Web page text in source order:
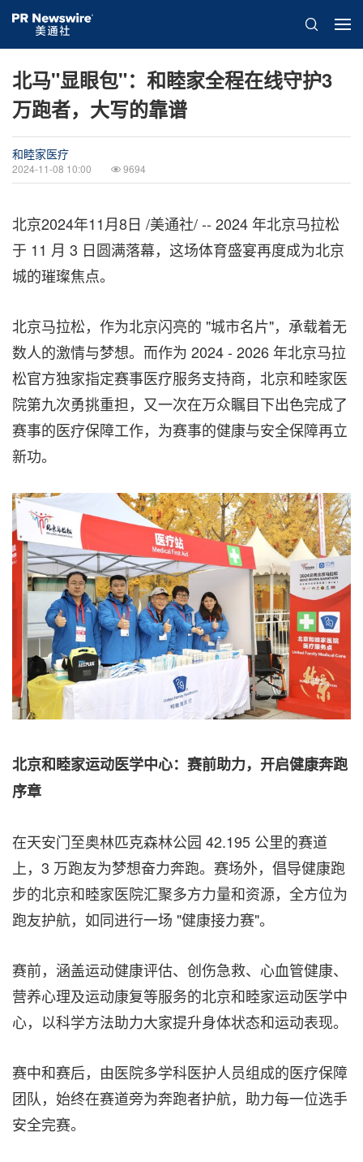
北马"显眼包"：和睦家全程在线守护3
万跑者，大写的靠谱
和睦家医疗
2024-11-08 10:00 9694
北京2024年11月8日 /美通社/ -- 2024 年北京马拉松
于 11 月 3 日圆满落幕，这场体育盛宴再度成为北京
城的璀璨焦点。
北京马拉松，作为北京闪亮的 "城市名片"，承载着无
数人的激情与梦想。而作为 2024 - 2026 年北京马拉
松官方独家指定赛事医疗服务支持商，北京和睦家医
院第九次勇挑重担，又一次在万众瞩目下出色完成了
赛事的医疗保障工作，为赛事的健康与安全保障再立
新功。
北京和睦家运动医学中心：赛前助力，开启健康奔跑
序章
在天安门至奥林匹克森林公园 42.195 公里的赛道
上，3 万跑友为梦想奋力奔跑。赛场外，倡导健康跑
步的北京和睦家医院汇聚多方力量和资源，全方位为
跑友护航，如同进行一场 "健康接力赛"。
赛前，涵盖运动健康评估、创伤急救、心血管健康、
营养心理及运动康复等服务的北京和睦家运动医学中
心，以科学方法助力大家提升身体状态和运动表现。
赛中和赛后，由医院多学科医护人员组成的医疗保障
团队，始终在赛道旁为奔跑者护航，助力每一位选手
安全完赛。